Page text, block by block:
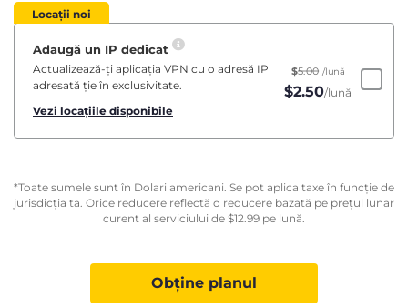
Locații noi
Adaugă un IP dedicat
Actualizează-ți aplicația VPN cu o adresă IP
adresată ție în exclusivitate.
Vezi locațiile disponibile
$5.00 /lună
$2.50/lună
*Toate sumele sunt în Dolari americani. Se pot aplica taxe în funcție de
jurisdicția ta. Orice reducere reflectă o reducere bazată pe prețul lunar
curent al serviciului de $12.99 pe lună.
Obține planul